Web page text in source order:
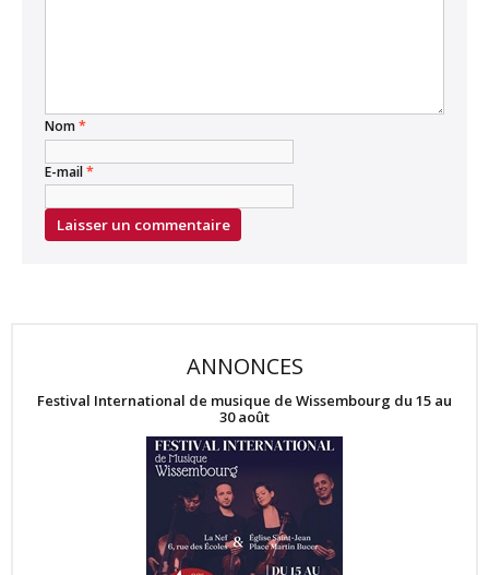
Nom*
E-mail*
ANNONCES
Festival International de musique de Wissembourg du 15 au
30 août